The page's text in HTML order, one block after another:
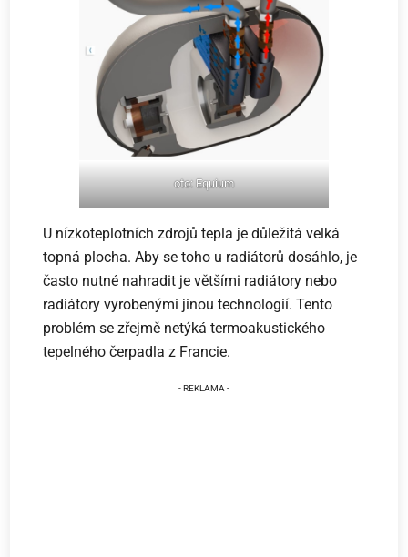
oto: Equium
U nízkoteplotních zdrojů tepla je důležitá velká
topná plocha. Aby se toho u radiátorů dosáhlo, je
často nutné nahradit je většími radiátory nebo
radiátory vyrobenými jinou technologií. Tento
problém se zřejmě netýká termoakustického
tepelného čerpadla z Francie.